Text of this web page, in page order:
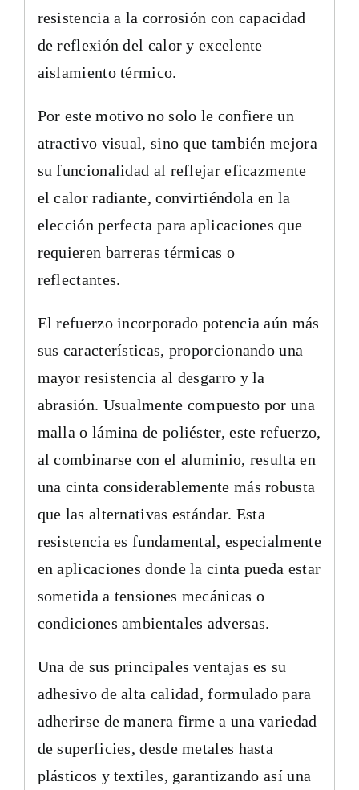
resistencia a la corrosión con capacidad
de reflexión del calor y excelente
aislamiento térmico.
Por este motivo no solo le confiere un
atractivo visual, sino que también mejora
su funcionalidad al reflejar eficazmente
el calor radiante, convirtiéndola en la
elección perfecta para aplicaciones que
requieren barreras térmicas o
reflectantes.
El refuerzo incorporado potencia aún más
sus características, proporcionando una
mayor resistencia al desgarro y la
abrasión. Usualmente compuesto por una
malla o lámina de poliéster, este refuerzo,
al combinarse con el aluminio, resulta en
una cinta considerablemente más robusta
que las alternativas estándar. Esta
resistencia es fundamental, especialmente
en aplicaciones donde la cinta pueda estar
sometida a tensiones mecánicas o
condiciones ambientales adversas.
Una de sus principales ventajas es su
adhesivo de alta calidad, formulado para
adherirse de manera firme a una variedad
de superficies, desde metales hasta
plásticos y textiles, garantizando así una